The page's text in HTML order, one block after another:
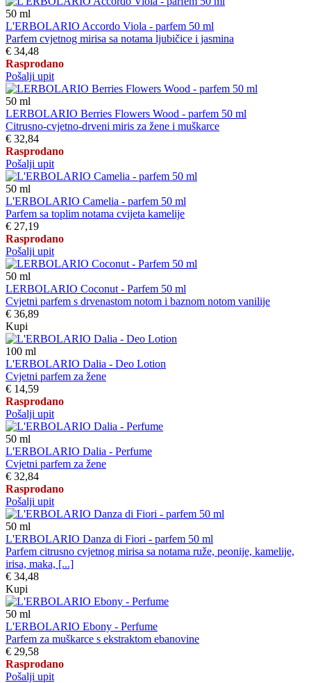
50 ml
L'ERBOLARIO Accordo Viola - parfem 50 ml
Parfem cvjetnog mirisa sa notama ljubičice i jasmina
€ 34,48
Rasprodano
Pošalji upit
50 ml
LERBOLARIO Berries Flowers Wood - parfem 50 ml
Citrusno-cvjetno-drveni miris za žene i muškarce
€ 32,84
Rasprodano
Pošalji upit
50 ml
L'ERBOLARIO Camelia - parfem 50 ml
Parfem sa toplim notama cvijeta kamelije
€ 27,19
Rasprodano
Pošalji upit
50 ml
LERBOLARIO Coconut - Parfem 50 ml
Cvjetni parfem s drvenastom notom i baznom notom vanilije
€ 36,89
Kupi
100 ml
L'ERBOLARIO Dalia - Deo Lotion
Cvjetni parfem za žene
€ 14,59
Rasprodano
Pošalji upit
50 ml
L'ERBOLARIO Dalia - Perfume
Cvjetni parfem za žene
€ 32,84
Rasprodano
Pošalji upit
50 ml
L'ERBOLARIO Danza di Fiori - parfem 50 ml
Parfem citrusno cvjetnog mirisa sa notama ruže, peonije, kamelije,
irisa, maka, [...]
€ 34,48
Kupi
50 ml
L'ERBOLARIO Ebony - Perfume
Parfem za muškarce s ekstraktom ebanovine
€ 29,58
Rasprodano
Pošalji upit